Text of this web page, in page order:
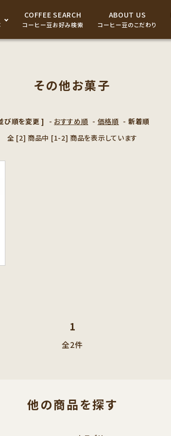
コーヒー器具
コーヒーギフト商品
COFFEE SEARCH
コーヒー豆お好み検索
ABOUT US
コーヒー豆のこだわり
その他お菓子
び順を変更 ] - おすすめ順 - 価格順 - 新着順
全 [2] 商品中 [1-2] 商品を表示しています
1
全2件
他の商品を探す